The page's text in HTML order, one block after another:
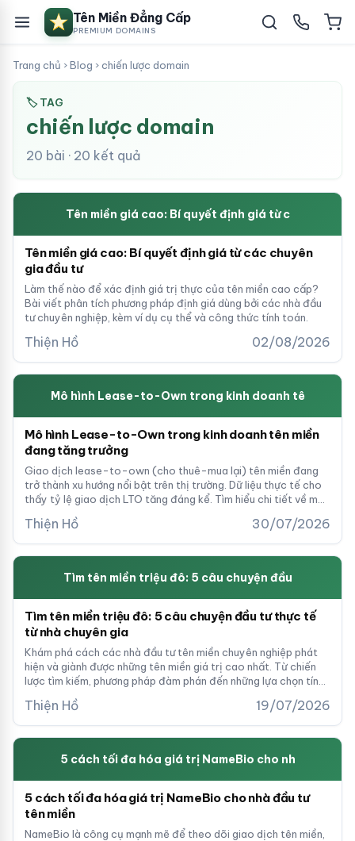
Tên Miền Đẳng Cấp
PREMIUM DOMAINS
Trang chủ ›Blog ›chiến lược domain
🏷 TAG
chiến lược domain
20 bài · 20 kết quả
Tên miền giá cao: Bí quyết định giá từ c
Tên miền giá cao: Bí quyết định giá từ các chuyên
gia đầu tư
Làm thế nào để xác định giá trị thực của tên miền cao cấp?
Bài viết phân tích phương pháp định giá dùng bởi các nhà đầu
tư chuyên nghiệp, kèm ví dụ cụ thể và công thức tính toán.
Thiện Hồ 02/08/2026
Mô hình Lease-to-Own trong kinh doanh tê
Mô hình Lease-to-Own trong kinh doanh tên miền
đang tăng trưởng
Giao dịch lease-to-own (cho thuê-mua lại) tên miền đang
trở thành xu hướng nổi bật trên thị trường. Dữ liệu thực tế cho
thấy tỷ lệ giao dịch LTO tăng đáng kể. Tìm hiểu chi tiết về mô
Thiện Hồ 30/07/2026
Tìm tên miền triệu đô: 5 câu chuyện đầu
Tìm tên miền triệu đô: 5 câu chuyện đầu tư thực tế
từ nhà chuyên gia
Khám phá cách các nhà đầu tư tên miền chuyên nghiệp phát
hiện và giành được những tên miền giá trị cao nhất. Từ chiến
lược tìm kiếm, phương pháp đàm phán đến những lựa chọn tính
trường tên miền.
Thiện Hồ 19/07/2026
5 cách tối đa hóa giá trị NameBio cho nh
5 cách tối đa hóa giá trị NameBio cho nhà đầu tư
tên miền
NameBio là công cụ mạnh mẽ để theo dõi giao dịch tên miền,